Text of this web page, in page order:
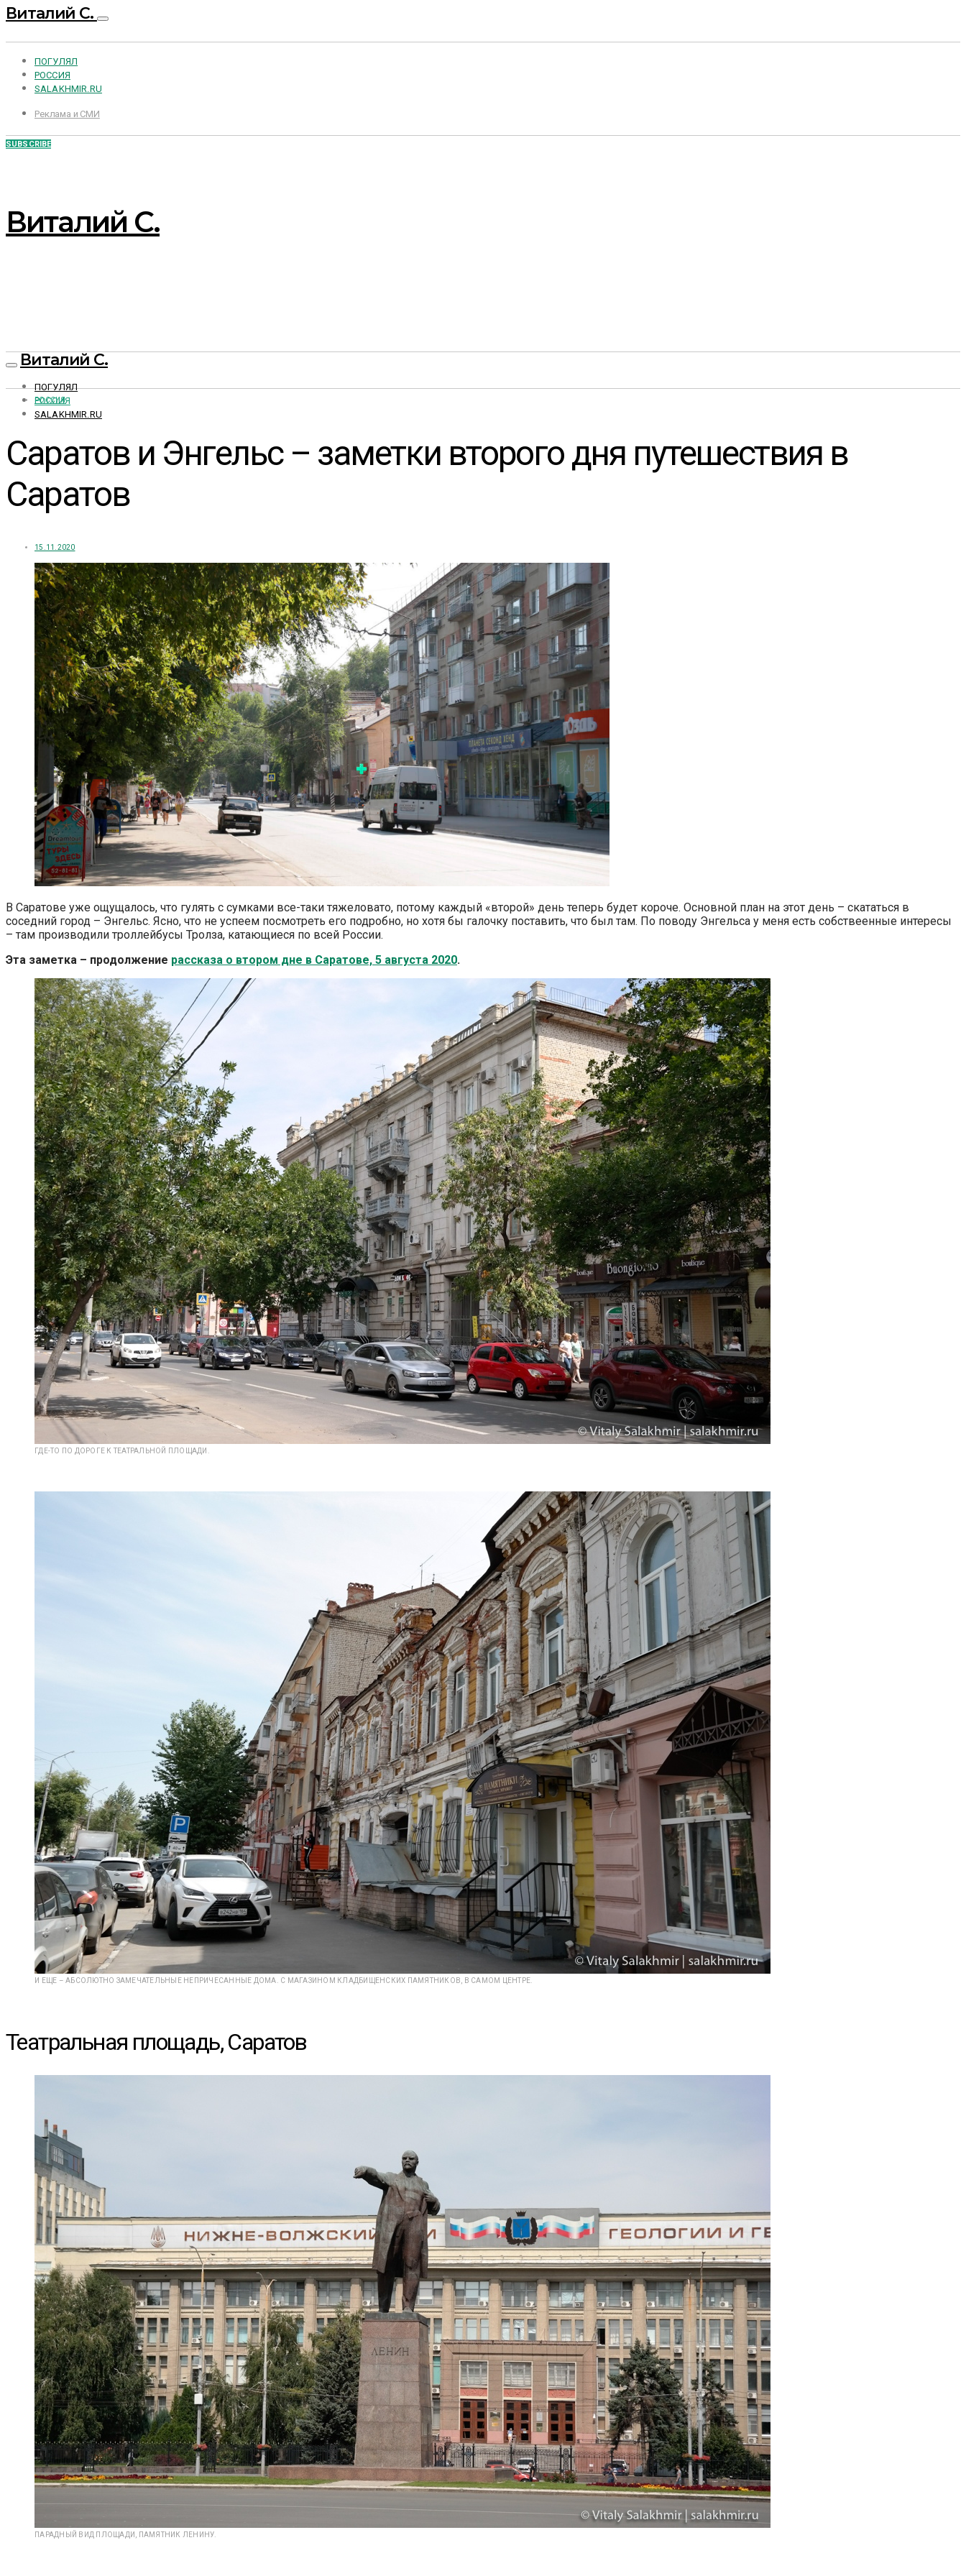
Виталий С.
ПОГУЛЯЛ
РОССИЯ
SALAKHMIR.RU
Реклама и СМИ
SUBSCRIBE
Виталий С.
Виталий С.
ПОГУЛЯЛ
РОССИЯ
SALAKHMIR.RU
РОССИЯ
Саратов и Энгельс – заметки второго дня путешествия в
Саратов
15.11.2020
В Саратове уже ощущалось, что гулять с сумками все-таки тяжеловато, потому каждый «второй» день теперь будет короче. Основной план на этот день – скататься в
соседний город – Энгельс. Ясно, что не успеем посмотреть его подробно, но хотя бы галочку поставить, что был там. По поводу Энгельса у меня есть собствеенные интересы
– там производили троллейбусы Тролза, катающиеся по всей России.
Эта заметка – продолжение рассказа о втором дне в Саратове, 5 августа 2020.
ГДЕ-ТО ПО ДОРОГЕ К ТЕАТРАЛЬНОЙ ПЛОЩАДИ.
И ЕЩЕ – АБСОЛЮТНО ЗАМЕЧАТЕЛЬНЫЕ НЕПРИЧЕСАННЫЕ ДОМА. С МАГАЗИНОМ КЛАДБИЩЕНСКИХ ПАМЯТНИКОВ, В САМОМ ЦЕНТРЕ.
Театральная площадь, Саратов
ПАРАДНЫЙ ВИД ПЛОЩАДИ, ПАМЯТНИК ЛЕНИНУ.